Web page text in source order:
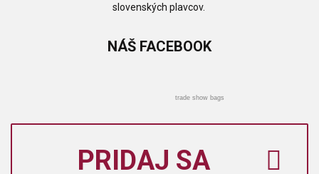
slovenských plavcov.
NÁŠ FACEBOOK
trade show bags
PRIDAJ SA